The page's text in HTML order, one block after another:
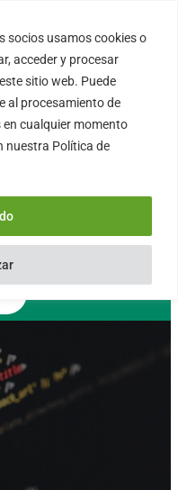
socios usamos cookies o
acceder y procesar
sitio web. Puede
al procesamiento de
cualquier momento
nuestra Política de
79
a 6:00PM